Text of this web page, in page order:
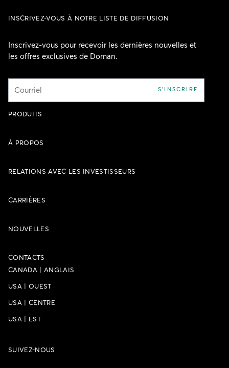
PRODUITS
À PROPOS
RELATIONS AVEC LES INVESTISSEURS
CARRIÈRES
NOUVELLES
CONTACTS
INSCRIVEZ-VOUS À NOTRE LISTE DE DIFFUSION
Inscrivez-vous pour recevoir les dernières nouvelles et
les offres exclusives de Doman.
Courriel S'INSCRIRE
CANADA| ANGLAIS
USA| OUEST
USA| CENTRE
USA| EST
SUIVEZ-NOUS